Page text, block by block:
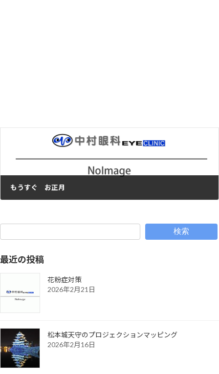
もうすぐ お正月
検索
最近の投稿
花粉症対策
2026年2月21日
松本城天守のプロジェクションマッピング
2026年2月16日